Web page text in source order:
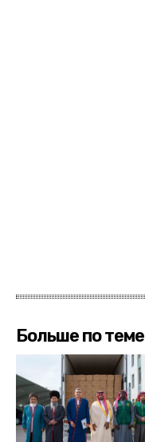
Больше по теме